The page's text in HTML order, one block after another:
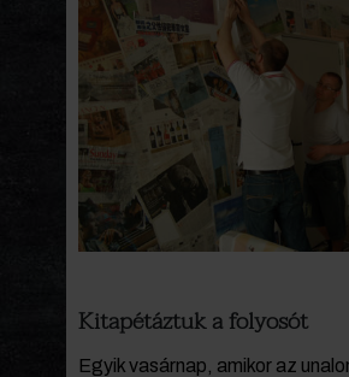
Kitapétáztuk a folyosót
Egyik vasárnap, amikor az